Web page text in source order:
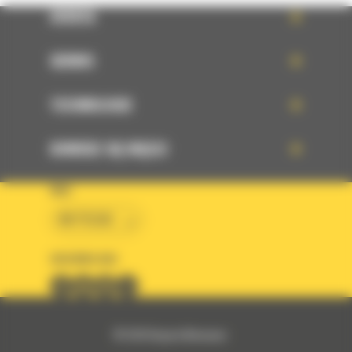
OFERTA
SERWIS
TECHNOLOGIE
DOWIEDZ SIĘ WIĘCEJ
KRAJ